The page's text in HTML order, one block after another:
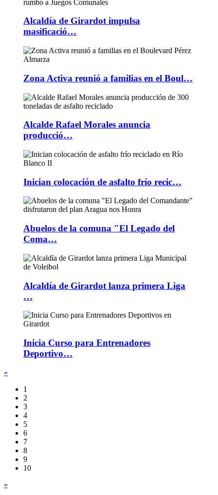
Alcaldía de Girardot impulsa
masificació…
Zona Activa reunió a familias en el Boul…
Alcalde Rafael Morales anuncia
producció…
Inician colocación de asfalto frío recic…
Abuelos de la comuna "El Legado del
Coma…
Alcaldía de Girardot lanza primera Liga
…
Inicia Curso para Entrenadores
Deportivo…
«
1
2
3
4
5
6
7
8
9
10
»